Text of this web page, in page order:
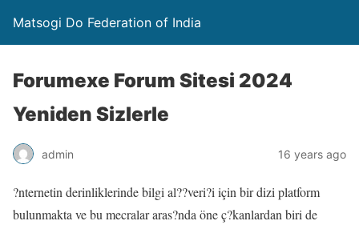
Matsogi Do Federation of India
Forumexe Forum Sitesi 2024
Yeniden Sizlerle
admin 16 years ago
?nternetin derinliklerinde bilgi al??veri?i için bir dizi platform
bulunmakta ve bu mecralar aras?nda öne ç?kanlardan biri de